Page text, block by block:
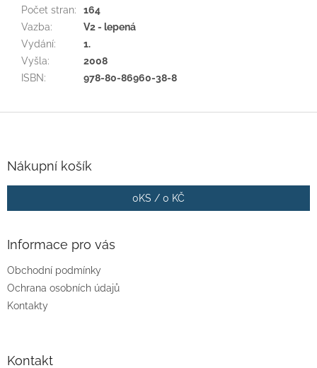
Počet stran:
164
Vazba:
V2 - lepená
Vydání:
1.
Vyšla:
2008
ISBN: 978-80-86960-38-8
Nákupní košík
0KS / 0 KČ
Informace pro vás
Obchodní podmínky
Ochrana osobních údajů
Kontakty
Kontakt